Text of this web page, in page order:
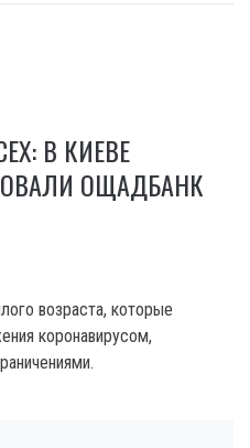
В КИЕВЕ
ОЩАДБАНК
возраста, которые
коронавирусом,